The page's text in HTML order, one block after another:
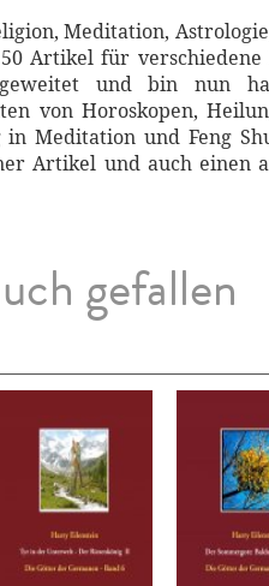
Meditation,
Artikel für verschiedene
und bin nun
von Horoskopen,
Meditation und Feng
Artikel und auch einen
gefallen